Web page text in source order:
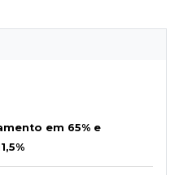
em 65% e